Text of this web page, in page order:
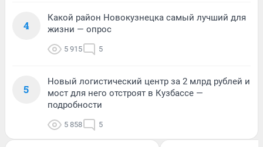
4
Какой район Новокузнецка самый лучший для
жизни — опрос
5 915 5
5
Новый логистический центр за 2 млрд рублей и
мост для него отстроят в Кузбассе —
подробности
5 858 5